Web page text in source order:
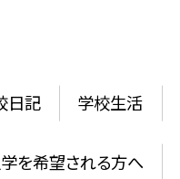
日記 学校生活
を希望される方へ